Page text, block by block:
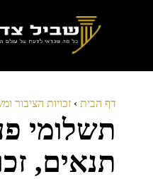
דף הבית › זכויות הציבור
תשלומי
תנאים,